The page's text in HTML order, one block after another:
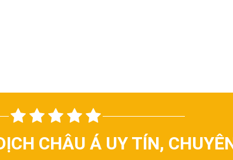
CHÂU Á UY TÍN,